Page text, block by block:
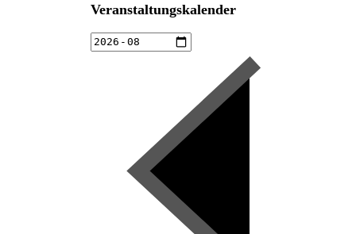
Veranstaltungskalender